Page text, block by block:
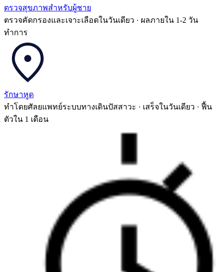
ตรวจสุขภาพสำหรับผู้ชาย
ตรวจคัดกรองและเจาะเลือดในวันเดียว · ผลภายใน 1-2 วัน
ทำการ
รักษาหูด
ทำโดยศัลยแพทย์ระบบทางเดินปัสสาวะ · เสร็จในวันเดียว · ฟื้น
ตัวใน 1 เดือน